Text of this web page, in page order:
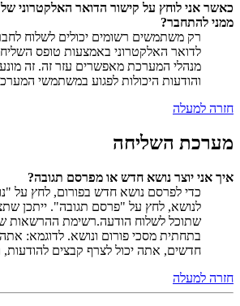
כאשר אני לוחץ על קישור הדואר האלקטרוני
ממני להתחבר?
רק משתמשים רשומים יכולים לשלוח
לדואר האלקטרוני באמצעות טופס
מנהלי המערכת מאפשרים עזר זה. זה
והודעות היכולות לפגוע במשתמשי
חזרה למעלה
מערכת השליחה
איך אני יוצר נושא חדש או מפרסם תגובה?
כדי לפרסם נושא חדש בפורום, לחץ על
לנושא, לחץ על "פרסם תגובה". ייתכן
שתוכל לשלוח הודעה.רשימת ההרשאות
בתחתית מסכי פורום ונושא. לדוגמא: אתה
חדשים, אתה יכול לצרף קבצים להודעות,
חזרה למעלה